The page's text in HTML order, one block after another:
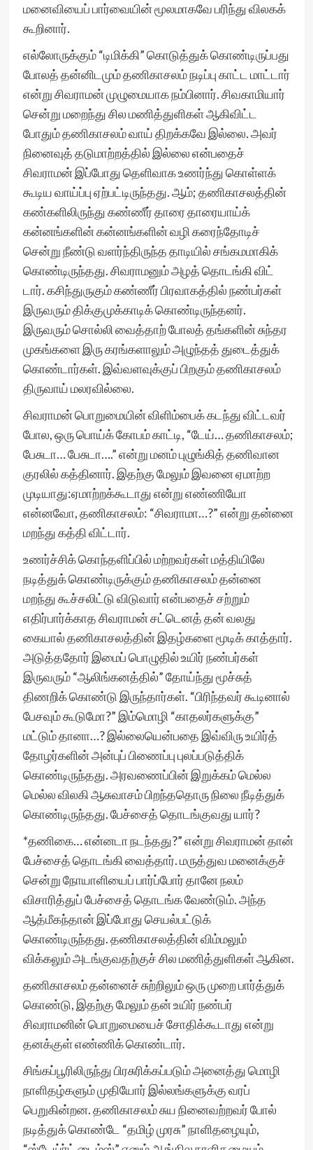
மனைவியைப் பார்வையின் மூலமாகவே பரிந்து விலகக்
கூறினார்.
எல்லோருக்கும் “டிமிக்கி” கொடுத்துக் கொண்டிருப்பது
போலத் தன்னிடமும் தணிகாசலம் நடிப்பு காட்ட மாட்டார்
என்று சிவராமன் முழுமையாக நம்பினார். சிவகாமியார்
சென்று மறைந்து சில மணித்துளிகள் ஆகிவிட்ட
போதும் தணிகாசலம் வாய் திறக்கவே இல்லை. அவர்
நினைவுத் தடுமாற்றத்தில் இல்லை என்பதைச்
சிவராமன் இப்போது தெளிவாக உணர்ந்து கொள்ளக்
கூடிய வாய்ப்பு ஏற்பட்டிருந்தது. ஆம்; தணிகாசலத்தின்
கண்களிலிருந்து கண்ணீர் தாரை தாரையாய்க்
கன்னங்களின் கன்னங்களின் வழி கரைந்தோடிச்
சென்று நீண்டு வளர்ந்திருந்த தாடியில் சங்கமமாகிக்
கொண்டிருந்தது. சிவராமனும் அழத் தொடங்கி விட்
டார். கசிந்துருகும் கண்ணீர் பிரவாகத்தில் நண்பர்கள்
இருவரும் திக்குமுக்காடிக் கொண்டிருந்தனர்.
இருவரும் சொல்லி வைத்தாற் போலத் தங்களின் சுந்தர
முகங்களை இரு கரங்களாலும் அழுந்தத் துடைத்துக்
கொண்டார்கள். இவ்வளவுக்குப் பிறகும் தணிகாசலம்
திருவாய் மலரவில்லை.
சிவராமன் பொறுமையின் விளிம்பைக் கடந்து விட்டவர்
போல, ஒரு பொய்க் கோபம் காட்டி, “டேய்… தணிகாசலம்;
பேசுடா… பேசுடா….” என்று மனம் புழுங்கித் தணிவான
குரலில் கத்தினார். இதற்கு மேலும் இவனை ஏமாற்ற
முடியாது:ஏமாற்றக்கூடாது என்று எண்ணியோ
என்னவோ, தணிகாசலம்: “சிவராமா…?” என்று தன்னை
மறந்து கத்தி விட்டார்.
உணர்ச்சிக் கொந்தளிப்பில் மற்றவர்கள் மத்தியிலே
நடித்துக் கொண்டிருக்கும் தணிகாசலம் தன்னை
மறந்து கூச்சலிட்டு விடுவார் என்பதைச் சற்றும்
எதிர்பார்க்காத சிவராமன் சட்டெனத் தன் வலது
கையால் தணிகாசலத்தின் இதழ்களை மூடிக் காத்தார்.
அடுத்ததோர் இமைப் பொழுதில் உயிர் நண்பர்கள்
இருவரும் “ஆலிங்கனத்தில்” தோய்ந்து மூச்சுத்
திணறிக் கொண்டு இருந்தார்கள். “பிரிந்தவர் கூடினால்
பேசவும் கூடுமோ?” இம்மொழி “காதலர்களுக்கு”
மட்டும் தானா…? இல்லையென்பதை இவ்விரு உயிர்த்
தோழர்களின் அன்புப் பிணைப்பு புலப்படுத்திக்
கொண்டிருந்தது. அரவணைப்பின் இறுக்கம் மெல்ல
மெல்ல விலகி ஆசுவாசம் பிறந்ததொரு நிலை நீடித்துக்
கொண்டிருந்தது. பேச்சைத் தொடங்குவது யார்?
*தணிகை… என்னடா நடந்தது?” என்று சிவராமன் தான்
பேச்சைத் தொடங்கி வைத்தார். மருத்துவ மனைக்குச்
சென்று நோயாளியைப் பார்ப்போர் தானே நலம்
விசாரித்துப் பேச்சைத் தொடங்க வேண்டும். அந்த
ஆத்மீகந்தான் இப்போது செயல்பட்டுக்
கொண்டிருந்தது. தணிகாசலத்தின் விம்மலும்
விக்கலும் அடங்குவதற்குச் சில மணித்துளிகள் ஆகின.
தணிகாசலம் தன்னைச் சுற்றிலும் ஒரு முறை பார்த்துக்
கொண்டு, இதற்கு மேலும் தன் உயிர் நண்பர்
சிவராமனின் பொறுமையைச் சோதிக்கூடாது என்று
தனக்குள் எண்ணிக் கொண்டார்.
சிங்கப்பூரிலிருந்து பிரசுரிக்கப்படும் அனைத்து மொழி
நாளிதழ்களும் முதியோர் இல்லங்களுக்கு வரப்
பெறுகின்றன. தணிகாசலம் சுய நினைவற்றவர் போல்
நடித்துக் கொண்டே “தமிழ் முரசு” நாளிதழையும்,